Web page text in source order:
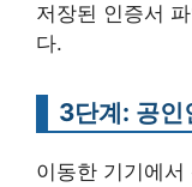
저장된 인증서
다.
3단계: 공인
이동한 기기에